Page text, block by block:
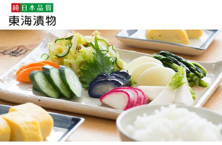
企業・採用情報 社会貢献 品質保証